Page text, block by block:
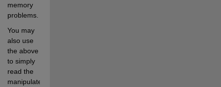
memory
problems.
You may
also use
the above
to simply
read the
manipulated